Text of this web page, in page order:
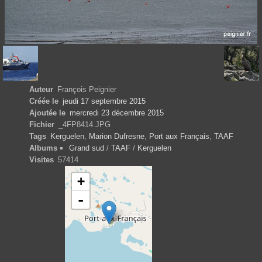
Auteur François Peignier
Créée le jeudi 17 septembre 2015
Ajoutée le mercredi 23 décembre 2015
Fichier
_4FP8414.JPG
Tags Kerguelen, Marion Dufresne, Port aux Français TAAF
Albums
Grand sud / TAAF/ Kerguelen
Visites 57414
+
-